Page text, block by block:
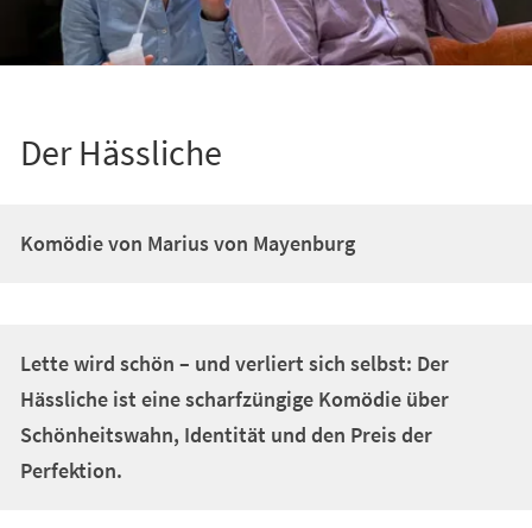
Der Hässliche
Komödie von Marius von Mayenburg
Lette wird schön – und verliert sich selbst: Der
Hässliche ist eine scharfzüngige Komödie über
Schönheitswahn, Identität und den Preis der
Perfektion.